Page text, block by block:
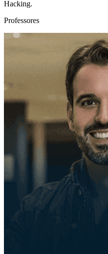
Hacking.
Professores